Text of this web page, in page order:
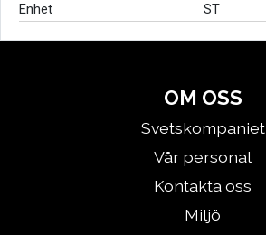
Enhet
ST
OM OSS
Svetskompaniet
Vår personal
Kontakta oss
Miljö